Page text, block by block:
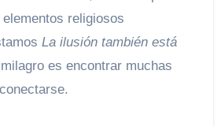
religiosos
La ilusión también está
es encontrar muchas